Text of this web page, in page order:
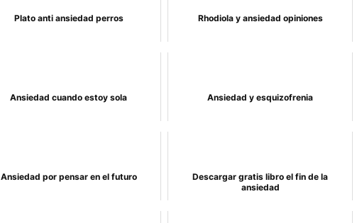
Plato anti ansiedad perros Rhodiola y ansiedad opiniones
Ansiedad cuando estoy sola Ansiedad y esquizofrenia
Ansiedad por pensar en el futuro
Descargar gratis libro el fin de la
ansiedad